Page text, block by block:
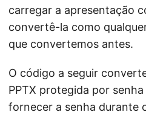
carregar a apresentação
convertê-la como
que convertemos antes.
O código a seguir
PPTX protegida por
fornecer a senha durante